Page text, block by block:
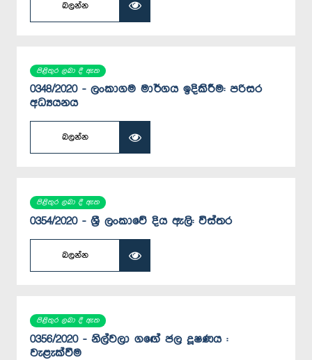
බලන්න
පිළිතුර ලබා දී ඇත
0348/2020 - ලංකාගම මාර්ගය ඉදිකිරීම: පරිසර
අධ්‍යයනය
බලන්න
පිළිතුර ලබා දී ඇත
0354/2020 - ශ‍්‍රී ලංකාවේ දිය ඇලි: විස්තර
බලන්න
පිළිතුර ලබා දී ඇත
0356/2020 - නිල්වලා ග‍ඟේ ජල දූෂණය :
වැළැක්වීම